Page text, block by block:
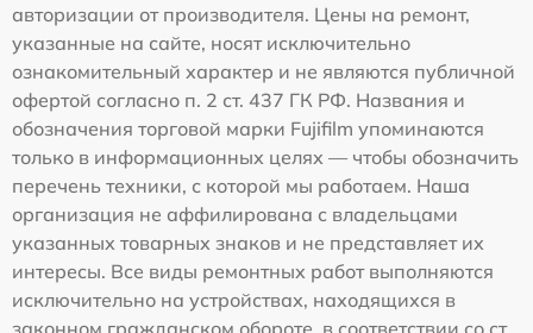
авторизации от производителя. Цены на ремонт,
указанные на сайте, носят исключительно
ознакомительный характер и не являются публичной
офертой согласно п. 2 ст. 437 ГК РФ. Названия и
обозначения торговой марки Fujifilm упоминаются
только в информационных целях — чтобы обозначить
перечень техники, с которой мы работаем. Наша
организация не аффилирована с владельцами
указанных товарных знаков и не представляет их
интересы. Все виды ремонтных работ выполняются
исключительно на устройствах, находящихся в